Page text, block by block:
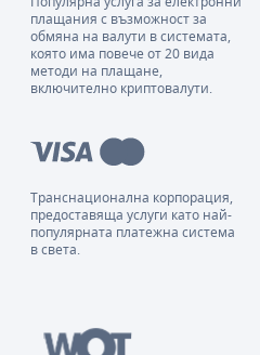
плащания с възможност за
обмяна на валути в системата,
която има повече от 20 вида
методи на плащане,
включително криптовалути.
Транснационална корпорация,
предоставяща услуги като най-
популярната платежна система
в света.